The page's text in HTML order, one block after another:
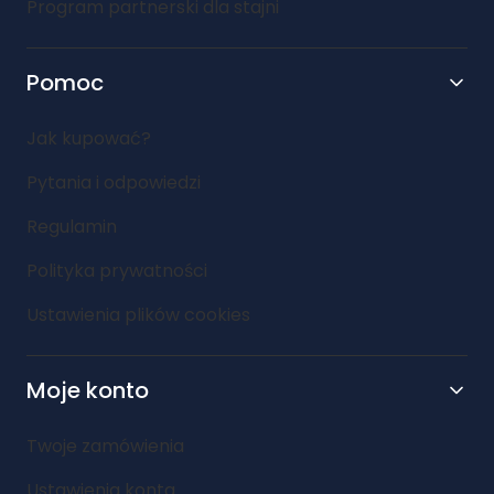
Program partnerski dla stajni
Pomoc
Jak kupować?
Pytania i odpowiedzi
Regulamin
Polityka prywatności
Ustawienia plików cookies
Moje konto
Twoje zamówienia